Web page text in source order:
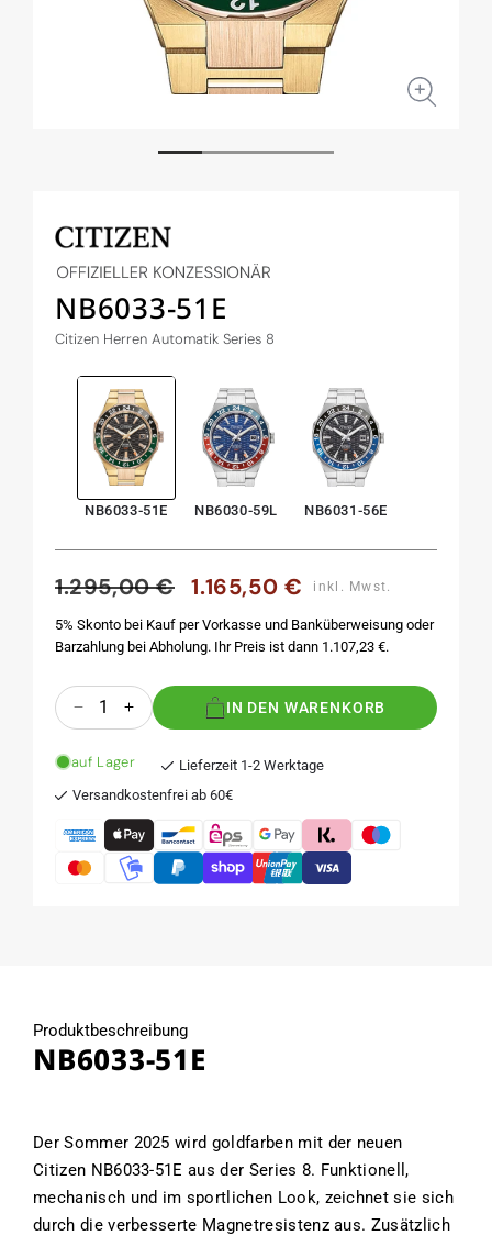
NB6033-51E
Citizen Herren Automatik Series 8
NB6033-51E NB6030-59L NB6031-56E
Normaler
1.295,00 € Verkaufspreis
1.165,50 € inkl. Mwst.
5% Skonto bei Kauf per Vorkasse und Banküberweisung oder
Barzahlung bei Abholung. Ihr Preis ist dann 1.107,23 €.
Anzahl
Verringere
Menge
für
51E
Erhöhe
Menge
für
51E
IN DEN WARENKORB
auf Lager
Lieferzeit 1-2 Werktage
Versandkostenfrei ab 60€
Produktbeschreibung
NB6033-51E
Der Sommer 2025 wird goldfarben mit der neuen
Citizen NB6033-51E aus der Series 8. Funktionell,
mechanisch und im sportlichen Look, zeichnet sie sich
durch die verbesserte Magnetresistenz aus. Zusätzlich